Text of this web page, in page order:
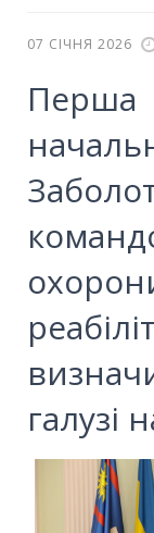
07 СІЧНЯ 2026
галузі